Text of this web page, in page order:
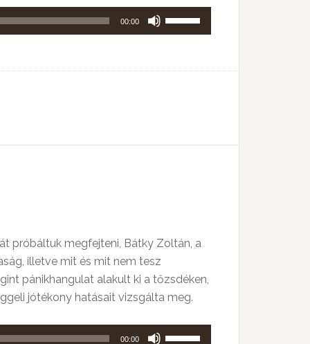
00:00
hangerő
illetőleg
próbáltuk megfejteni, Bátky Zoltán, a
illetve mit és mit nem tesz
pánikhangulat alakult ki a tőzsdéken,
jótékony hatásait vizsgálta meg.
00:00